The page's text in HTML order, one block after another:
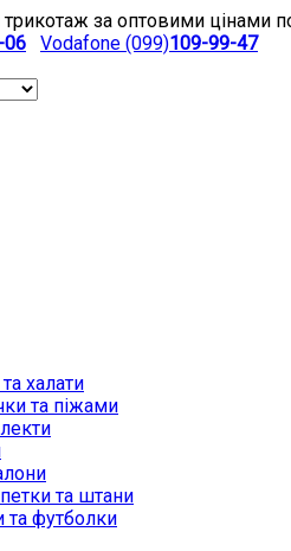
за оптовими цінами по
06 Vodafone (099)109-99-47
халати
та піжами
та штани
та футболки